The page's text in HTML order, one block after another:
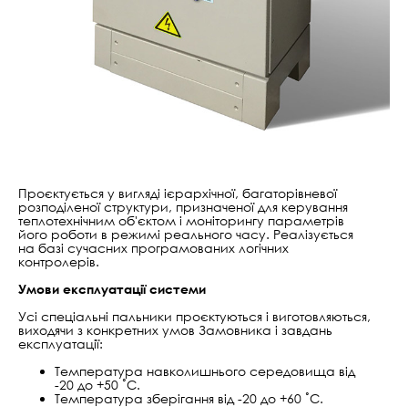
Проєктується у вигляді ієрархічної, багаторівневої
розподіленої структури, призначеної для керування
теплотехнічним об'єктом і моніторингу параметрів
його роботи в режимі реального часу. Реалізується
на базі сучасних програмованих логічних
контролерів.
Умови експлуатації системи
Усі спеціальні пальники проєктуються і виготовляються,
виходячи з конкретних умов Замовника і завдань
експлуатації:
Температура навколишнього середовища від
-20 до +50 ˚С.
Температура зберігання від -20 до +60 ˚С.